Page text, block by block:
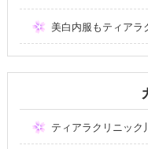
美白内服もティアラ
ティアラクリニック